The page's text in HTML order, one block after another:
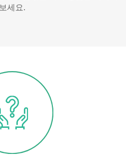
보세요.